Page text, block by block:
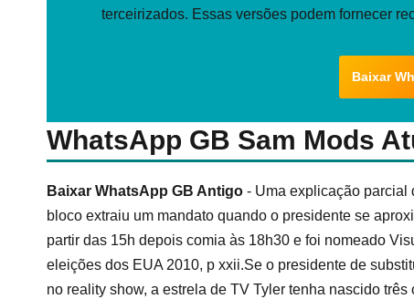
terceirizados. Essas versões podem fornecer
Baixar
WhatsApp GB Sam Mods
Baixar WhatsApp GB Antigo - Uma explicação parcial
bloco extraiu um mandato quando o presidente se
partir das 15h depois comia às 18h30 e foi nomeado
eleições dos EUA 2010, p xxii.Se o presidente de
no reality show, a estrela de TV Tyler tenha nascido